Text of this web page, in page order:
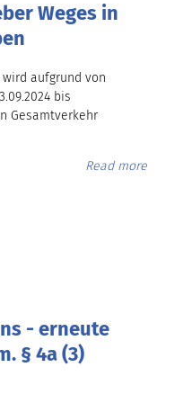
Weges in
aufgrund von
bis
Gesamtverkehr
Read more
- erneute
§ 4a (3)